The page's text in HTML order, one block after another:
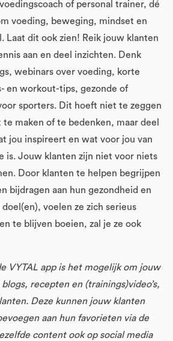
of personal trainer, dé
voeding, beweging, mindset en
Laat dit ook zien! Reik jouw klanten
aan en deel inzichten. Denk
webinars over voeding, korte
en workout-tips, gezonde of
sporters. Dit hoeft niet te zeggen
maken of te bedenken, maar deel
jou inspireert en wat voor jou van
is. Jouw klanten zijn niet voor niets
Door klanten te helpen begrijpen
bijdragen aan hun gezondheid en
voelen ze zich serieus
te blijven boeien, zal je ze ook
VYTAL app is het mogelijk om jouw
recepten en (trainings)video’s,
Deze kunnen jouw klanten
aan hun favorieten via de
content ook op social media